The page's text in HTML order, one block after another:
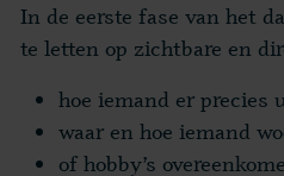
In de eerste fase van het
te letten op zichtbare en
hoe iemand er precies
waar en hoe iemand
of hobby’s